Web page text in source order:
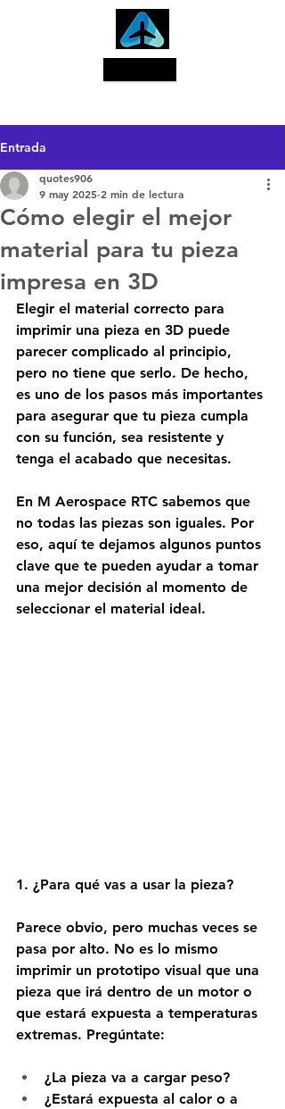
Entrada
Cómo elegir el mejor
material para tu pieza
impresa en 3D
quotes906
9 may 2025 2 min de lectura
Elegir el material correcto para
imprimir una pieza en 3D puede
parecer complicado al principio,
pero no tiene que serlo. De hecho,
es uno de los pasos más importantes
para asegurar que tu pieza cumpla
con su función, sea resistente y
tenga el acabado que necesitas.
En M Aerospace RTC sabemos que
no todas las piezas son iguales. Por
eso, aquí te dejamos algunos puntos
clave que te pueden ayudar a tomar
una mejor decisión al momento de
seleccionar el material ideal.
1. ¿Para qué vas a usar la pieza?
Parece obvio, pero muchas veces se
pasa por alto. No es lo mismo
imprimir un prototipo visual que una
pieza que irá dentro de un motor o
que estará expuesta a temperaturas
extremas. Pregúntate:
¿La pieza va a cargar peso?
¿Estará expuesta al calor o a